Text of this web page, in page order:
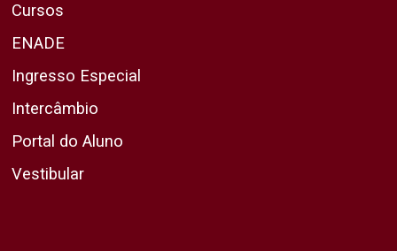
Cursos
ENADE
Ingresso Especial
Intercâmbio
Portal do Aluno
Vestibular